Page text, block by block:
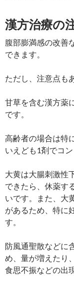
漢方治療の
腹部膨満感の改善
できます。
ただし、注意点も
甘草を含む漢方薬
です。
高齢者の場合は特
いえども1剤でコ
大黄は大腸刺激性
できたら、休薬す
いです。また、大
があるため、特に
す。
防風通聖散などに
め、量が増えたり
食思不振などの出